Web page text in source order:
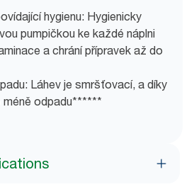
hygienu: Hygienicky
pumpičkou ke každé náplni
a chrání přípravek až do
Láhev je smršťovací, a díky
odpadu******